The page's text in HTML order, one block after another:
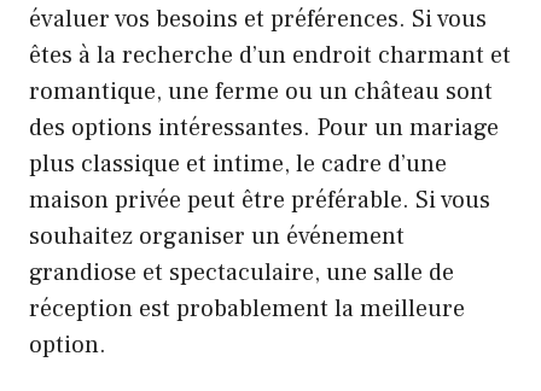
évaluer vos besoins et préférences. Si vous
êtes à la recherche d’un endroit charmant et
romantique, une ferme ou un château sont
des options intéressantes. Pour un mariage
plus classique et intime, le cadre d’une
maison privée peut être préférable. Si vous
souhaitez organiser un événement
grandiose et spectaculaire, une salle de
réception est probablement la meilleure
option.